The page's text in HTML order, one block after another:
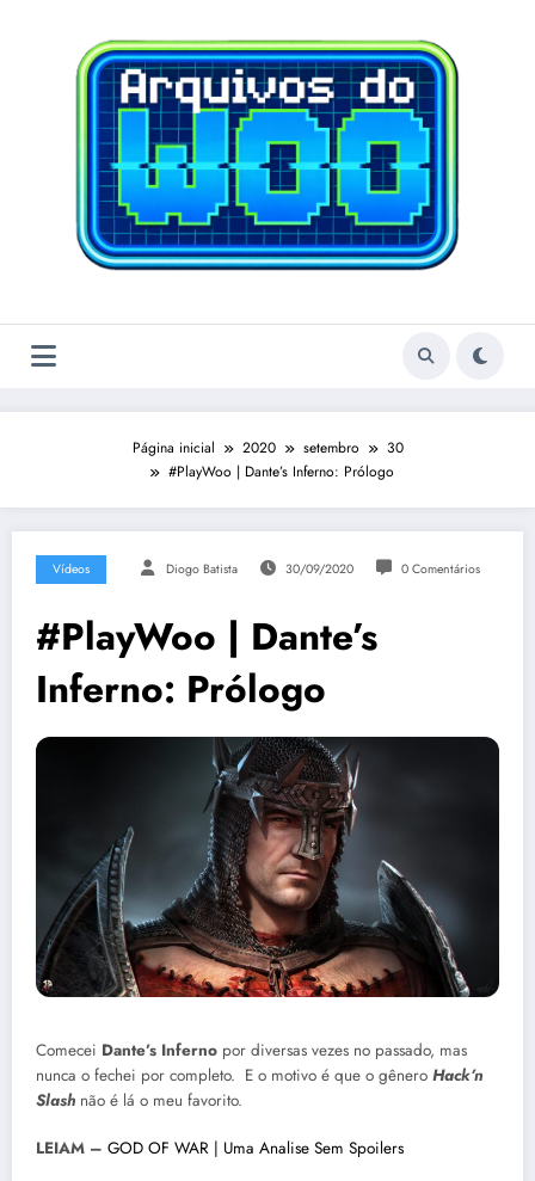
Página inicial 2020 setembro
30
#PlayWoo | Dante’s Inferno: Prólogo
Vídeos Diogo Batista 30/09/2020 0 Comentários
#PlayWoo | Dante’s
Inferno: Prólogo
Comecei Dante’s Inferno por diversas vezes no passado, mas
nunca o fechei por completo. E o motivo é que o gênero Hack’n
Slash não é lá o meu favorito.
LEIAM – GOD OF WAR | Uma Analise Sem Spoilers